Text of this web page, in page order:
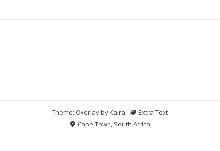
Theme: Overlay byKaira.
Extra Text
Cape Town, South Africa